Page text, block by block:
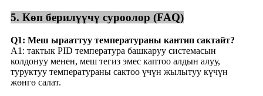
5. Көп берилүүчү суроолор (FAQ)
Q1: Меш ырааттуу температураны кантип сактайт?
A1: тактык PID температура башкаруу системасын
колдонуу менен, меш тегиз эмес каптоо алдын алуу,
туруктуу температураны сактоо үчүн жылытуу күчүн
жөнгө салат.